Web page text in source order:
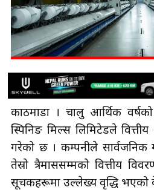
काठमाडौँ । चालु आर्थिक वर्षको
स्पिनिङ मिल्स लिमिटेडले
गरेको छ । कम्पनीले
तेस्रो त्रैमाससम्मको वित्तीय
सूचकहरूमा उल्लेख्य वृद्धि भएको